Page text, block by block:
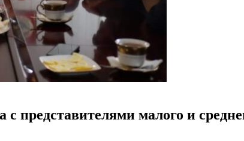
представителями малого и